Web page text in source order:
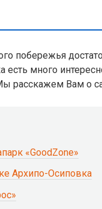
побережья
есть много
расскажем Вам о
«GoodZone»
Архипо-Осиповка